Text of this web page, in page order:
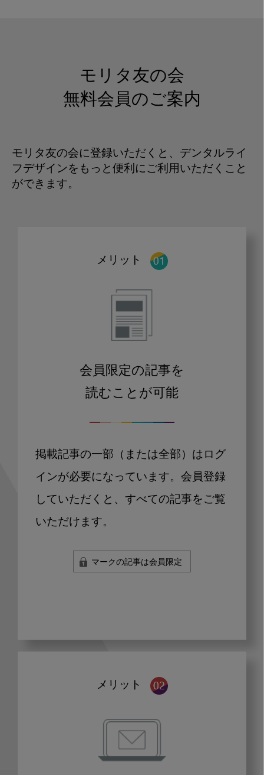
モリタ友の会
無料会員のご案内
モリタ友の会に登録いただくと、デンタルライ
フデザインをもっと便利にご利用いただくこと
ができます。
メリット
会員限定の記事を
読むことが可能
掲載記事の一部（または全部）はログ
インが必要になっています。会員登録
していただくと、すべての記事をご覧
いただけます。
マークの記事は会員限定
メリット